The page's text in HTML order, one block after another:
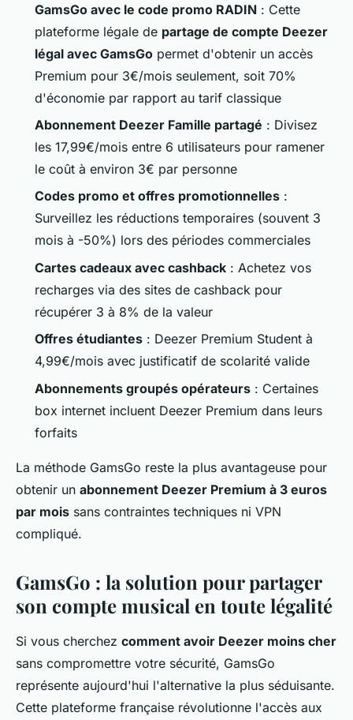
GamsGo avec le code promo RADIN : Cette
plateforme légale de partage de compte Deezer
légal avec GamsGo permet d'obtenir un accès
Premium pour 3€/mois seulement, soit 70%
d'économie par rapport au tarif classique
Abonnement Deezer Famille partagé : Divisez
les 17,99€/mois entre 6 utilisateurs pour ramener
le coût à environ 3€ par personne
Codes promo et offres promotionnelles :
Surveillez les réductions temporaires (souvent 3
mois à -50%) lors des périodes commerciales
Cartes cadeaux avec cashback : Achetez vos
recharges via des sites de cashback pour
récupérer 3 à 8% de la valeur
Offres étudiantes : Deezer Premium Student à
4,99€/mois avec justificatif de scolarité valide
Abonnements groupés opérateurs : Certaines
box internet incluent Deezer Premium dans leurs
forfaits
La méthode GamsGo reste la plus avantageuse pour
obtenir un abonnement Deezer Premium à 3 euros
par mois sans contraintes techniques ni VPN
compliqué.
GamsGo : la solution pour partager
son compte musical en toute légalité
Si vous cherchez comment avoir Deezer moins cher
sans compromettre votre sécurité, GamsGo
représente aujourd'hui l'alternative la plus séduisante.
Cette plateforme française révolutionne l'accès aux